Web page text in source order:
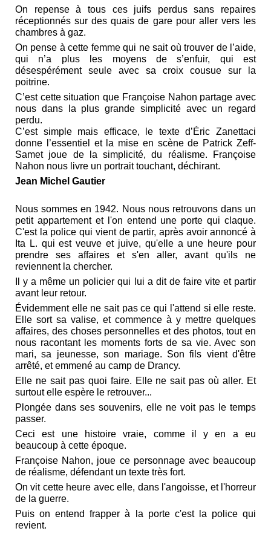
On repense à tous ces juifs perdus sans repaires
réceptionnés sur des quais de gare pour aller vers les
chambres à gaz.
On pense à cette femme qui ne sait où trouver de l’aide,
qui n’a plus les moyens de s’enfuir, qui est
désespérément seule avec sa croix cousue sur la
poitrine.
C’est cette situation que Françoise Nahon partage avec
nous dans la plus grande simplicité avec un regard
perdu.
C’est simple mais efficace, le texte d’Éric Zanettaci
donne l’essentiel et la mise en scène de Patrick Zeff-
Samet joue de la simplicité, du réalisme. Françoise
Nahon nous livre un portrait touchant, déchirant.
Jean Michel Gautier
Nous sommes en 1942. Nous nous retrouvons dans un
petit appartement et l'on entend une porte qui claque.
C'est la police qui vient de partir, après avoir annoncé à
Ita L. qui est veuve et juive, qu'elle a une heure pour
prendre ses affaires et s'en aller, avant qu'ils ne
reviennent la chercher.
Il y a même un policier qui lui a dit de faire vite et partir
avant leur retour.
Évidemment elle ne sait pas ce qui l'attend si elle reste.
Elle sort sa valise, et commence à y mettre quelques
affaires, des choses personnelles et des photos, tout en
nous racontant les moments forts de sa vie. Avec son
mari, sa jeunesse, son mariage. Son fils vient d'être
arrêté, et emmené au camp de Drancy.
Elle ne sait pas quoi faire. Elle ne sait pas où aller. Et
surtout elle espère le retrouver...
Plongée dans ses souvenirs, elle ne voit pas le temps
passer.
Ceci est une histoire vraie, comme il y en a eu
beaucoup à cette époque.
Françoise Nahon, joue ce personnage avec beaucoup
de réalisme, défendant un texte très fort.
On vit cette heure avec elle, dans l'angoisse, et l'horreur
de la guerre.
Puis on entend frapper à la porte c'est la police qui
revient.